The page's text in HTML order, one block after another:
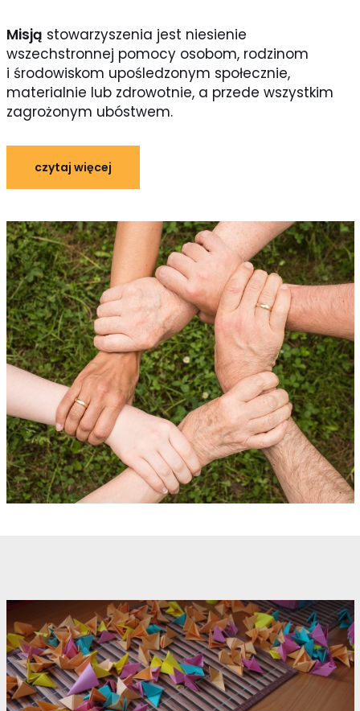
Misją stowarzyszenia jest niesienie
wszechstronnej pomocy osobom, rodzinom
i środowiskom upośledzonym społecznie,
materialnie lub zdrowotnie, a przede wszystkim
zagrożonym ubóstwem.
czytaj więcej